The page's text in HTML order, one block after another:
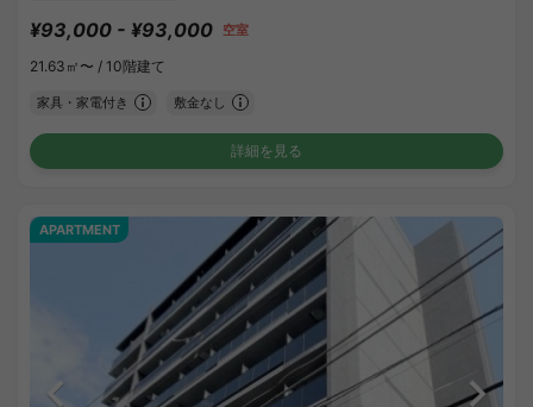
¥93,000 - ¥93,000 空室
21.63㎡〜 / 10階建て
家具・家電付き 敷金なし
詳細を見る
APARTMENT